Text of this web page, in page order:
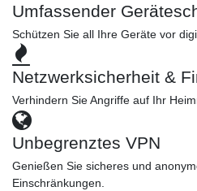
Umfassender
Schützen Sie all Ihre Geräte vor
Netzwerksicherheit &
Verhindern Sie Angriffe auf Ihr
Unbegrenztes VPN
Genießen Sie sicheres und
Einschränkungen.